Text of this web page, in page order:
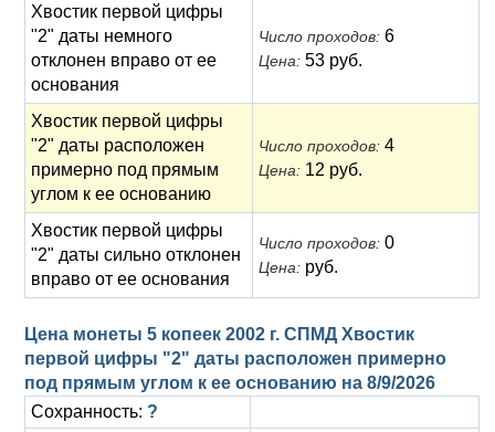
Хвостик первой цифры
"2" даты немного
отклонен вправо от ее
основания
Число проходов: 6
Цена: 53 руб.
Хвостик первой цифры
"2" даты расположен
примерно под прямым
углом к ее основанию
Число проходов: 4
Цена: 12 руб.
Хвостик первой цифры
"2" даты сильно отклонен
вправо от ее основания
Число проходов: 0
Цена: руб.
Цена монеты 5 копеек 2002 г. СПМД Хвостик
первой цифры "2" даты расположен примерно
под прямым углом к ее основанию на 8/9/2026
Сохранность: ?